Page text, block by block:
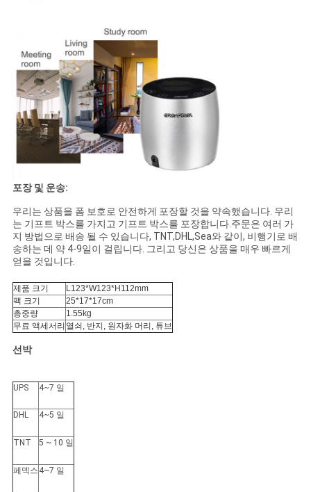
정
책
포장 및 운송:
우리는 상품을 폼 보호로 안전하게 포장할 것을 약속했습니다. 우리
는 기프트 박스를 가지고 기프트 박스를 포장합니다.주문은 여러 가
지 방법으로 배송 될 수 있습니다, TNT,DHL,Sea와 같이, 비행기로 배
송하는 데 약 4-9일이 걸립니다. 그리고 당신은 상품을 매우 빠르게
얻을 것입니다.
제품 크기
L123*W123*H112mm
팩 크기
25*17*17cm
총중량
1.55kg
무료 액세서리 열쇠, 반지, 원자화 머리, 튜브
선박
UPS 4~7 일
DHL 4~5 일
TNT 5 ~ 10 일
페덱스 4~7 일